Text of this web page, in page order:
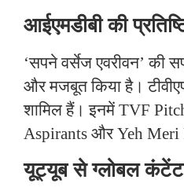
आईएमडीबी की
‘सपने वर्सेज एवरीवन’ की
और मजबूत किया है।
शामिल हैं। इनमें TVF
Aspirants और Yeh
यूट्यूब से ग्लोबल